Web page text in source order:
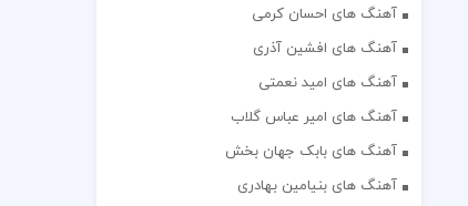
آهنگ های احسان کرمی
آهنگ های افشین آذری
آهنگ های امید نعمتی
آهنگ های امیر عباس گلاب
آهنگ های بابک جهان بخش
آهنگ های بنیامین بهادری